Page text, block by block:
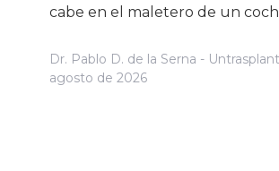
cabe en el maletero de un
Dr. Pablo D. de la Serna -
agosto de 2026